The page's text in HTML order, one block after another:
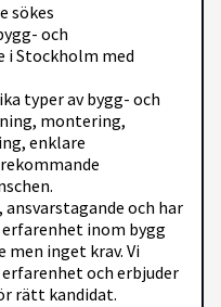
sökes
och
i Stockholm med
typer av bygg- och
montering,
enklare
och har
inom bygg
inget krav. Vi
och erbjuder
rätt kandidat.